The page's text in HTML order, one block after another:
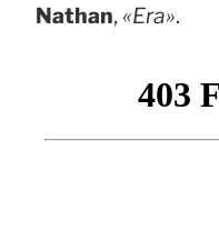
Nathan, «Era».